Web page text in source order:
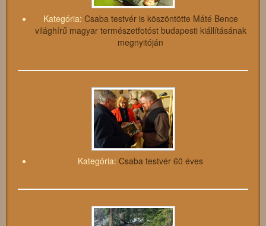
Kategória: Csaba testvér is köszöntötte Máté Bence
világhírű magyar természetfotóst budapesti kiállításának
megnyitóján
Kategória: Csaba testvér 60 éves